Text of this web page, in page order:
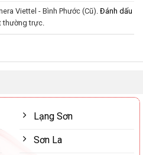
Viettel - Bình Phước (Cũ). Đánh dấu
thường trực.
Lạng Sơn
Sơn La